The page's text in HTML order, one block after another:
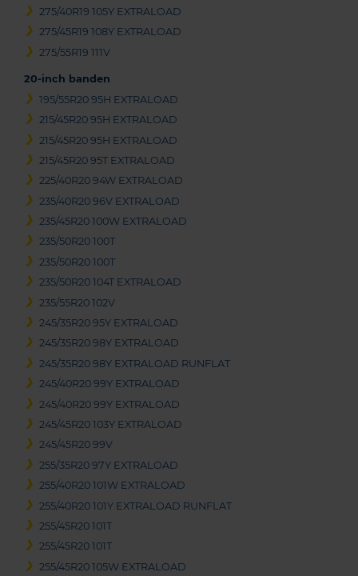
275/40R19 105Y EXTRALOAD
275/45R19 108Y EXTRALOAD
275/55R19 111V
20-inch banden
195/55R20 95H EXTRALOAD
215/45R20 95H EXTRALOAD
215/45R20 95H EXTRALOAD
215/45R20 95T EXTRALOAD
225/40R20 94W EXTRALOAD
235/40R20 96V EXTRALOAD
235/45R20 100W EXTRALOAD
235/50R20 100T
235/50R20 100T
235/50R20 104T EXTRALOAD
235/55R20 102V
245/35R20 95Y EXTRALOAD
245/35R20 98Y EXTRALOAD
245/35R20 98Y EXTRALOAD RUNFLAT
245/40R20 99Y EXTRALOAD
245/40R20 99Y EXTRALOAD
245/45R20 103Y EXTRALOAD
245/45R20 99V
255/35R20 97Y EXTRALOAD
255/40R20 101W EXTRALOAD
255/40R20 101Y EXTRALOAD RUNFLAT
255/45R20 101T
255/45R20 101T
255/45R20 105W EXTRALOAD